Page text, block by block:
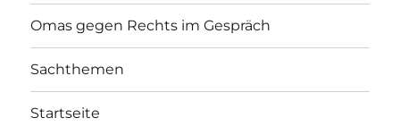
Omas gegen Rechts im Gespräch
Sachthemen
Startseite